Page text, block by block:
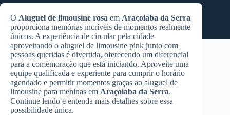
O Aluguel de limousine rosa em Araçoiaba da Serra
proporciona memórias incríveis de momentos realmente
únicos. A experiência de circular pela cidade
aproveitando o aluguel de limousine pink junto com
pessoas queridas é divertida, oferecendo um diferencial
para a comemoração que está iniciando. Aproveite uma
equipe qualificada e experiente para cumprir o horário
agendado e permitir momentos graças ao aluguel de
limousine para meninas em Araçoiaba da Serra.
Continue lendo e entenda mais detalhes sobre essa
possibilidade única.